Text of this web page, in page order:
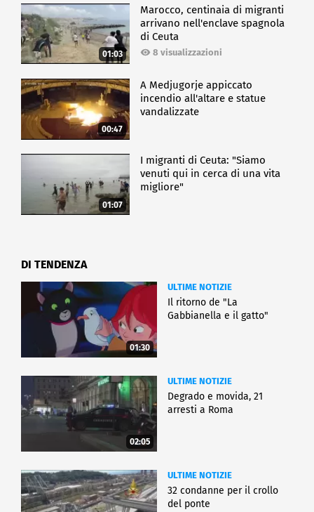
01:03
Marocco, centinaia di migranti
arrivano nell'enclave spagnola
di Ceuta
8 visualizzazioni
00:47
A Medjugorje appiccato
incendio all'altare e statue
vandalizzate
01:07
I migranti di Ceuta: "Siamo
venuti qui in cerca di una vita
migliore"
DI TENDENZA
01:30
ULTIME NOTIZIE
Il ritorno de "La
Gabbianella e il gatto"
02:05
ULTIME NOTIZIE
Degrado e movida, 21
arresti a Roma
ULTIME NOTIZIE
32 condanne per il crollo
del ponte